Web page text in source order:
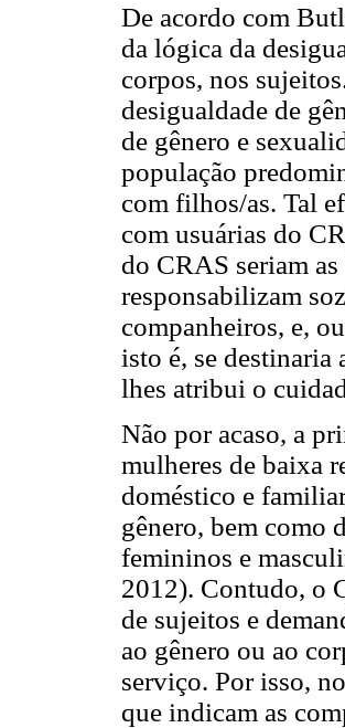
De acordo com
da lógica da
corpos, nos
desigualdade de
de gênero e
população
com filhos/as. Tal
com usuárias do
do CRAS seriam
responsabilizam
companheiros, e,
isto é, se
lhes atribui o
Não por acaso, a
mulheres de baixa
doméstico e
gênero, bem como
femininos e
2012). Contudo, o
de sujeitos e
ao gênero ou ao
serviço. Por isso,
que indicam as